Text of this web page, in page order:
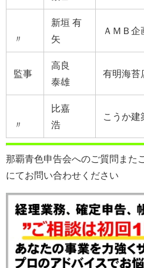
〃
新垣 有
矢
ＡＭＢ企
監事
高良
泰雄
有明海苔
〃
比嘉
浩
こうか建
那覇青色申告会へのご質問また
にてお問い合わせください